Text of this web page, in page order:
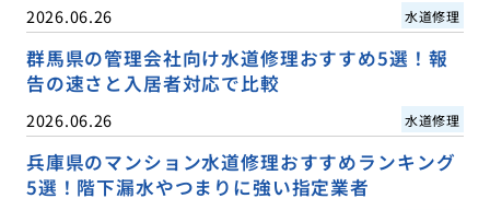
2026.06.26 水道修理
群馬県の管理会社向け水道修理おすすめ5選！報
告の速さと入居者対応で比較
2026.06.26 水道修理
兵庫県のマンション水道修理おすすめランキング
5選！階下漏水やつまりに強い指定業者